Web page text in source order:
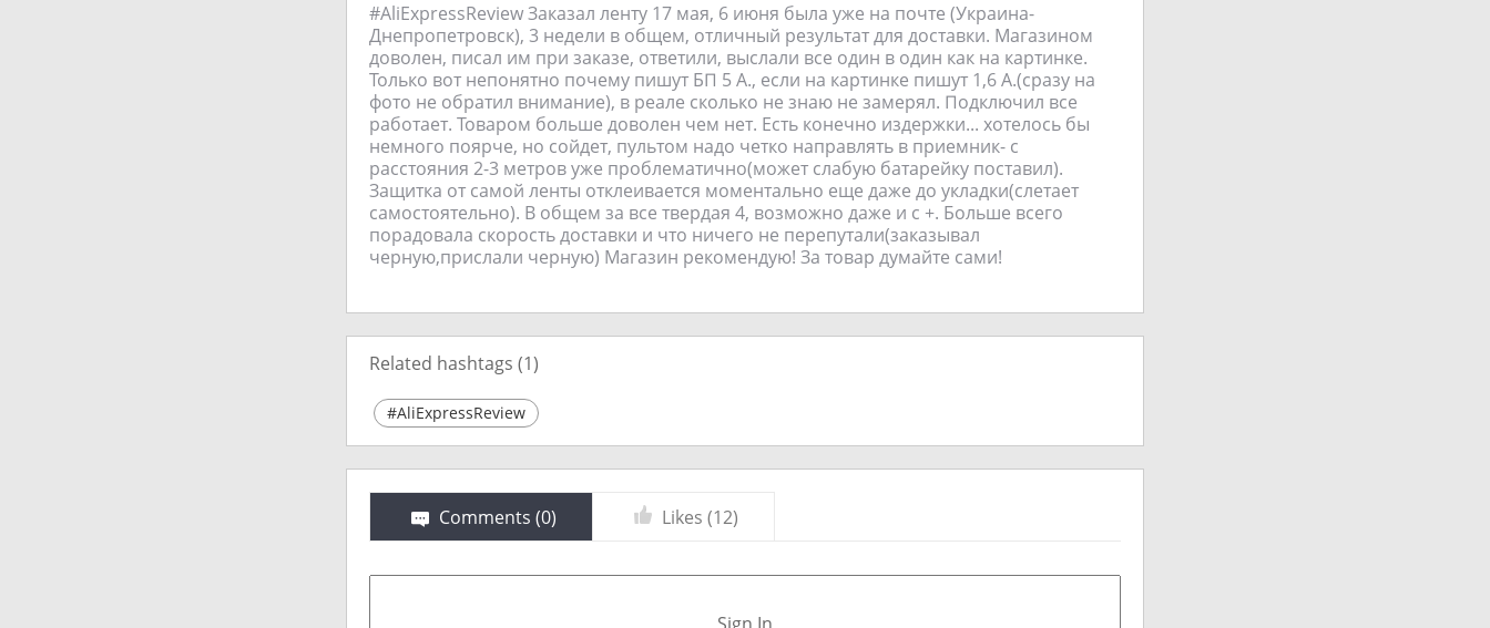
#AliExpressReview Заказал ленту 17 мая, 6 июня была уже на почте (Украина-
Днепропетровск), 3 недели в общем, отличный результат для доставки. Магазином
доволен, писал им при заказе, ответили, выслали все один в один как на картинке.
Только вот непонятно почему пишут БП 5 А., если на картинке пишут 1,6 А.(сразу на
фото не обратил внимание), в реале сколько не знаю не замерял. Подключил все
работает. Товаром больше доволен чем нет. Есть конечно издержки... хотелось бы
немного поярче, но сойдет, пультом надо четко направлять в приемник- с
расстояния 2-3 метров уже проблематично(может слабую батарейку поставил).
Защитка от самой ленты отклеивается моментально еще даже до укладки(слетает
самостоятельно). В общем за все твердая 4, возможно даже и с +. Больше всего
порадовала скорость доставки и что ничего не перепутали(заказывал
черную,прислали черную) Магазин рекомендую! За товар думайте сами!
Related hashtags (1)
#AliExpressReview
Comments (0) Likes (12)